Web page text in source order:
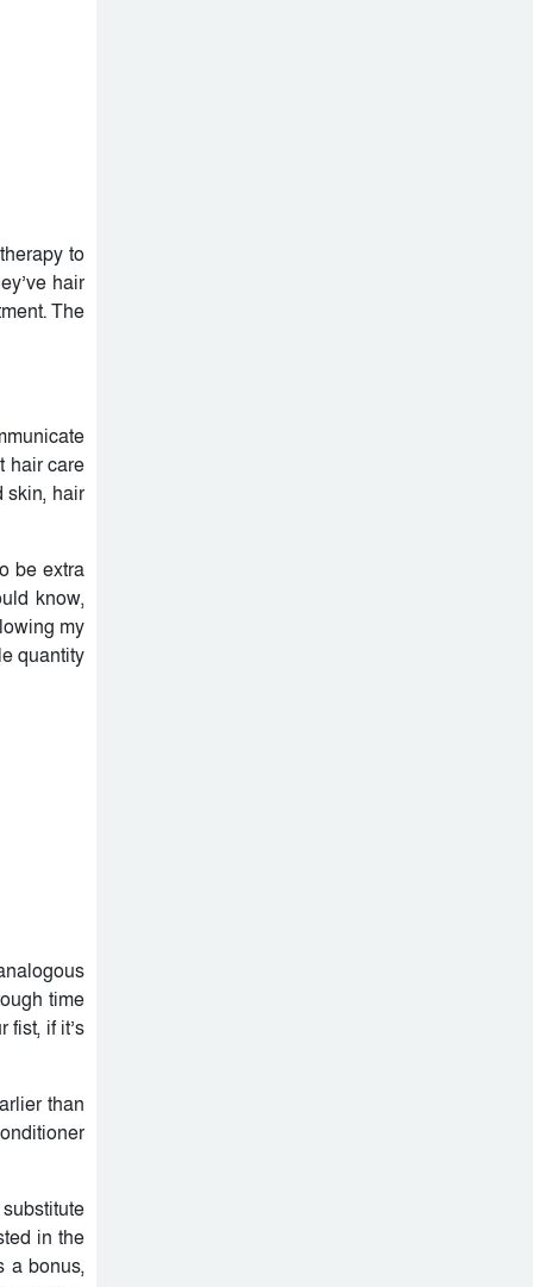
to
hair
The
hair care
skin, hair
be extra
know,
my
quantity
time
fist, if it’s
than
in the
a bonus,